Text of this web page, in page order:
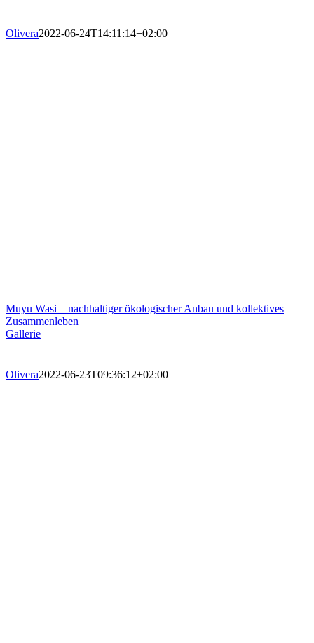
Olivera2022-06-24T14:11:14+02:00
Muyu Wasi – nachhaltiger ökologischer Anbau und kollektives
Zusammenleben
Gallerie
Olivera2022-06-23T09:36:12+02:00